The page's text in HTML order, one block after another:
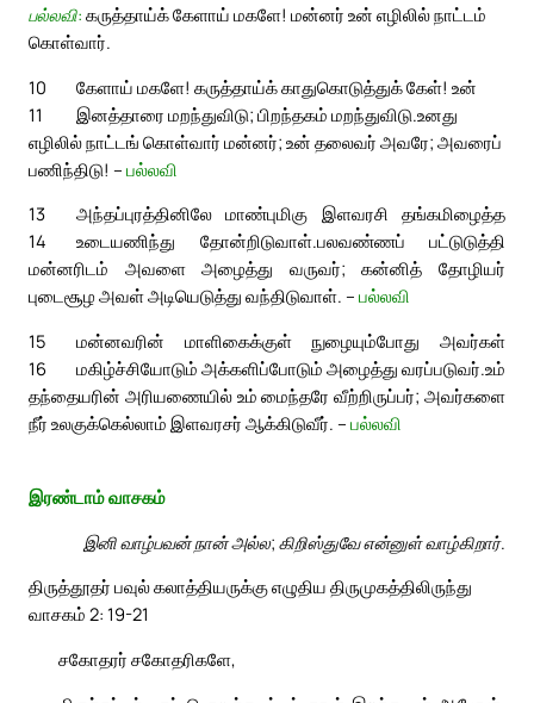
பல்லவி: கருத்தாய்க் கேளாய் மகளே! மன்னர் உன் எழிலில் நாட்டம்
கொள்வார்.
10
கேளாய் மகளே! கருத்தாய்க் காதுகொடுத்துக் கேள்! உன்
இனத்தாரை மறந்துவிடு; பிறந்தகம் மறந்துவிடு.
11
உனது
எழிலில் நாட்டங் கொள்வார் மன்னர்; உன் தலைவர் அவரே; அவரைப்
பணிந்திடு! – பல்லவி
13
அந்தப்புரத்தினிலே மாண்புமிகு இளவரசி தங்கமிழைத்த
உடையணிந்து தோன்றிடுவாள்.
14
பலவண்ணப் பட்டுடுத்தி
மன்னரிடம் அவளை அழைத்து வருவர்; கன்னித் தோழியர்
புடைசூழ அவள் அடியெடுத்து வந்திடுவாள். – பல்லவி
15
மன்னவரின் மாளிகைக்குள் நுழையும்போது அவர்கள்
மகிழ்ச்சியோடும் அக்களிப்போடும் அழைத்து வரப்படுவர்.
16
உம்
தந்தையரின் அரியணையில் உம் மைந்தரே வீற்றிருப்பர்; அவர்களை
நீர் உலகுக்கெல்லாம் இளவரசர் ஆக்கிடுவீர். – பல்லவி
இரண்டாம் வாசகம்
இனி வாழ்பவன் நான் அல்ல; கிறிஸ்துவே என்னுள் வாழ்கிறார்.
திருத்தூதர் பவுல் கலாத்தியருக்கு எழுதிய திருமுகத்திலிருந்து
வாசகம் 2: 19-21
சகோதரர் சகோதரிகளே,